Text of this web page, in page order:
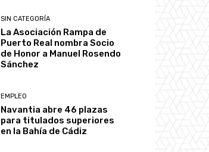
SIN CATEGORÍA
La Asociación Rampa de
Puerto Real nombra Socio
de Honor a Manuel Rosendo
Sánchez
EMPLEO
Navantia abre 46 plazas
para titulados superiores
en la Bahía de Cádiz